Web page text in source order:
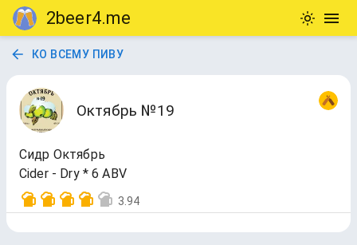
2beer4.me
КО ВСЕМУ ПИВУ
Октябрь №19
Сидр Октябрь
Cider - Dry * 6 ABV
3.94